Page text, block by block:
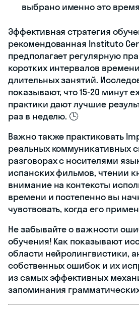
выбрано именно это
Эффективная стратегия
рекомендованная Instituto
предполагает регулярную
коротких интервалов
длительных занятий.
показывают, что 15-20 минут
практики дают лучшие
раз в неделю. 🕒
Важно также практиковать
реальных коммуникативных
разговорах с носителями
испанских фильмов, чтении
внимание на контексты
времени и постепенно вы
чувствовать, когда его
Не забывайте о важности
обучения! Как показывают
области нейролингвистики,
собственных ошибок и их
из самых эффективных
запоминания